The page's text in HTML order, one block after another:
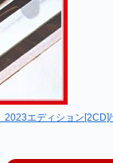
2023エディション